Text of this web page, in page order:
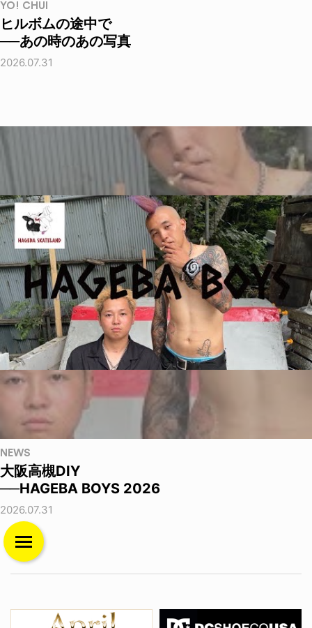
YO! CHUI
ヒルボムの途中で
──あの時のあの写真
2026.07.31
NEWS
大阪高槻DIY
──HAGEBA BOYS 2026
2026.07.31